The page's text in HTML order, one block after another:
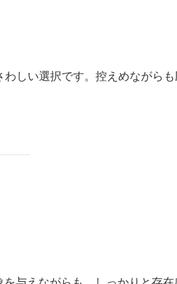
しい選択です。控えめながら